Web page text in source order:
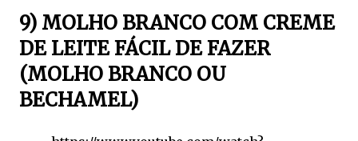
9) MOLHO BRANCO COM CREME
DE LEITE FÁCIL DE FAZER
(MOLHO BRANCO OU
BECHAMEL)